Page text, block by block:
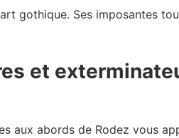
gothique. Ses imposantes
et
aux abords de Rodez vous